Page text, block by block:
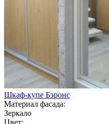
Шкаф-купе Бэронс
Материал фасада:
Зеркало
Цвет: